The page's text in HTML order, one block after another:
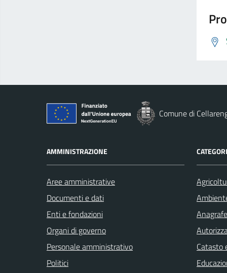
Comune di
AMMINISTRAZIONE
Aree amministrative
Documenti e dati
Enti e fondazioni
Organi di governo
Personale amministrativo
Politici
Catasto